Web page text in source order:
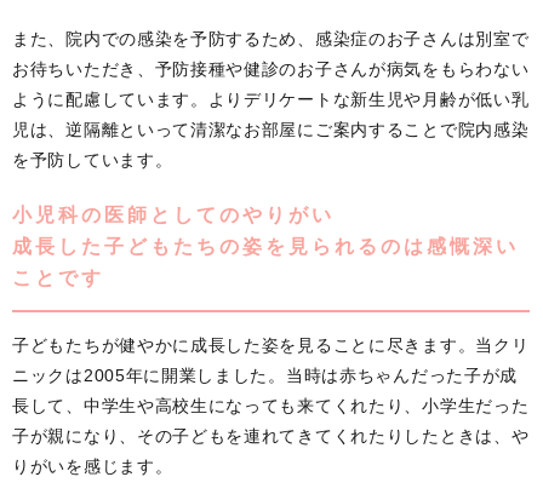
また、院内での感染を予防するため、感染症のお子さんは別室で
お待ちいただき、予防接種や健診のお子さんが病気をもらわない
ように配慮しています。よりデリケートな新生児や月齢が低い乳
児は、逆隔離といって清潔なお部屋にご案内することで院内感染
を予防しています。
小児科の医師としてのやりがい
成長した子どもたちの姿を見られるのは感慨深い
ことです
子どもたちが健やかに成長した姿を見ることに尽きます。当クリ
ニックは2005年に開業しました。当時は赤ちゃんだった子が成
長して、中学生や高校生になっても来てくれたり、小学生だった
子が親になり、その子どもを連れてきてくれたりしたときは、や
りがいを感じます。